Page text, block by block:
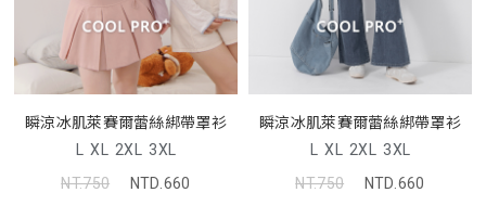
瞬涼冰肌萊賽爾蕾絲綁帶罩衫
L XL 2XL 3XL
NT.750
NTD.660
瞬涼冰肌萊賽爾蕾絲綁帶罩衫
L XL 2XL 3XL
NT.750
NTD.660